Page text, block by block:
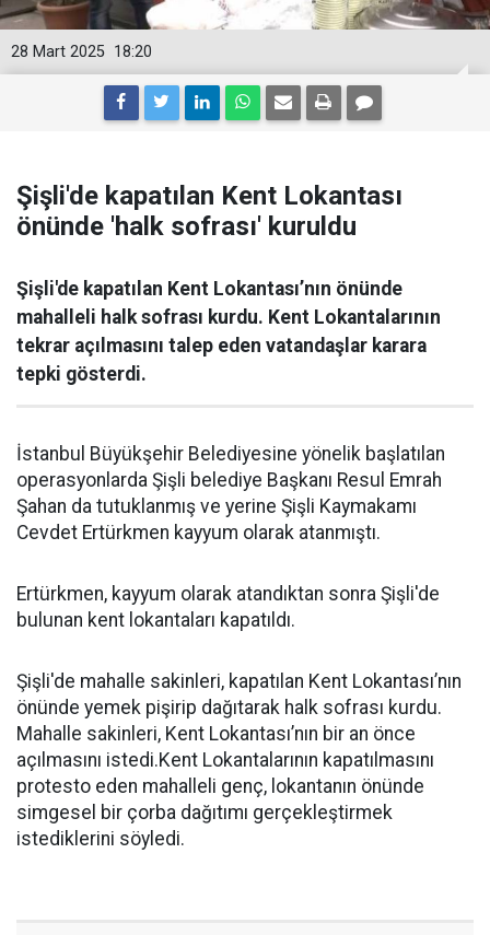
18:20
28 Mart 2025
Şişli'de kapatılan Kent Lokantası
önünde 'halk sofrası' kuruldu
Şişli'de kapatılan Kent Lokantası’nın önünde
mahalleli halk sofrası kurdu. Kent Lokantalarının
tekrar açılmasını talep eden vatandaşlar karara
tepki gösterdi.
İstanbul Büyükşehir Belediyesine yönelik başlatılan
operasyonlarda Şişli belediye Başkanı Resul Emrah
Şahan da tutuklanmış ve yerine Şişli Kaymakamı
Cevdet Ertürkmen kayyum olarak atanmıştı.
Ertürkmen, kayyum olarak atandıktan sonra Şişli'de
bulunan kent lokantaları kapatıldı.
Şişli'de mahalle sakinleri, kapatılan Kent Lokantası’nın
önünde yemek pişirip dağıtarak halk sofrası kurdu.
Mahalle sakinleri, Kent Lokantası’nın bir an önce
açılmasını istedi.Kent Lokantalarının kapatılmasını
protesto eden mahalleli genç, lokantanın önünde
simgesel bir çorba dağıtımı gerçekleştirmek
istediklerini söyledi.